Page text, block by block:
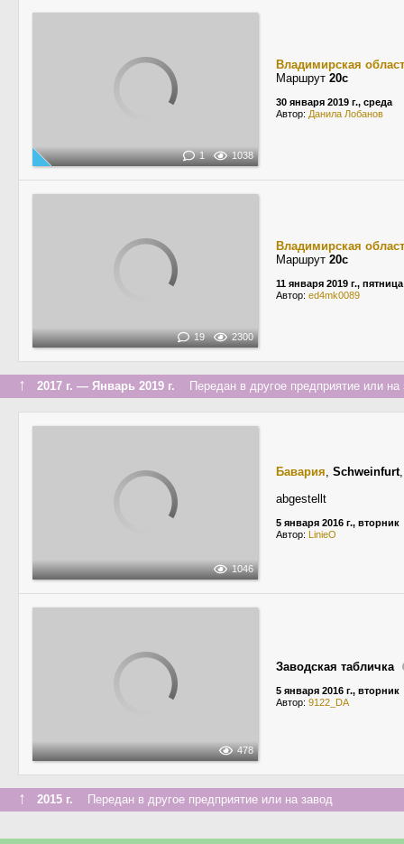
1 1038
Владимирская
Маршрут 20с
30 января 2019 г., среда
Автор: Данила Лобанов
19 2300
Владимирская
Маршрут 20с
11 января 2019 г., пятница
Автор: ed4mk0089
↑ 2017 г. — Январь 2019 г. Передан в другое предприятие или на
1046
Бавария, Schweinfurt
abgestellt
5 января 2016 г., вторник
Автор: LinieO
478
Заводская табличка
5 января 2016 г., вторник
Автор: 9122_DA
↑ 2015 г. Передан в другое предприятие или на завод